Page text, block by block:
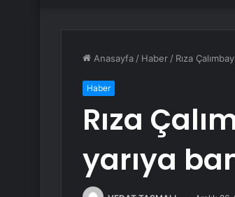
Anasayfa / Haber / Rıza
Haber
Rıza
yarıya